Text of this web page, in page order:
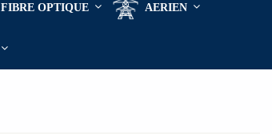
FIBRE OPTIQUE AERIEN